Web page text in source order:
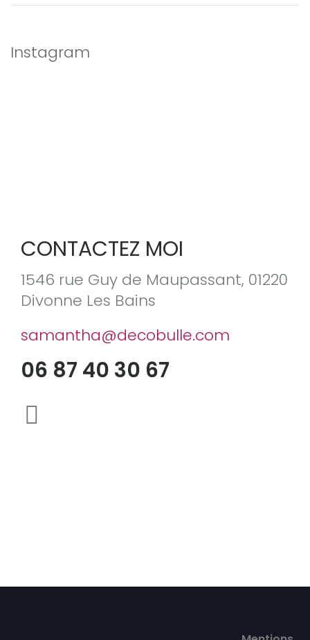
Instagram
CONTACTEZ MOI
1546 rue Guy de Maupassant, 01220
Divonne Les Bains
samantha@decobulle.com
06 87 40 30 67